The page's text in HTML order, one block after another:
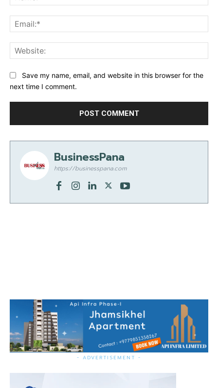
Save my name, email, and website in this browser for the
next time I comment.
BusinessPana
https://businesspana.com
- ADVERTISEMENT -